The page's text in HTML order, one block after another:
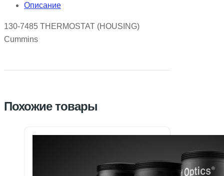
Описание
130-7485 THERMOSTAT (HOUSING)
Cummins
Похожие товары